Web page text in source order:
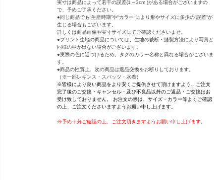
実寸は商品によって若干の誤差(1～3cm )がある場合がございますの
で、予めご了承ください。
●同じ商品でも“生産時期”や“カラー“により形やサイズに多少の“誤差“が
生じる場合もございます。
詳しくは商品画像や実寸サイズにてご確認くださいませ。
●プリント生地の商品については、生地の裁断・縫製方法により写真と
同様の柄が出ない場合がございます。
●実際の色に近づけるため、タグのカラー名称と異なる場合がございま
す。
●商品の性質上、次の商品は返品交換をお断りしております。
（※一部レギンス・スパッツ・水着）
※皆様により良い商品をより安くご提供させて頂けますよう、ご注文
完了後のご交換・キャンセル・及び不良品以外のご返品・ご交換はお
受け致しておりません。 お注文の際は、サイズ・カラー等よくご確認
の上、ご注文くださいますようお願い申し上げます。
※予め十分ご確認の上、ご注文頂きますようお願い申し上げます。